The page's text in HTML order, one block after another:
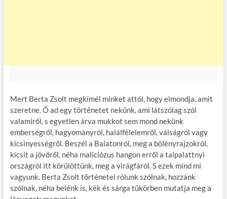
Mert Berta Zsolt megkímél minket attól, hogy elmondja, amit
szeretne. Ő ad egy történetet nekünk, ami látszólag szól
valamiről, s egyetlen árva mukkot sem mond nekünk
emberségről, hagyományról, halálfélelemről, válságról vagy
kicsinyességről. Beszél a Balatonról, meg a bölényrajzokról,
kicsit a jövőről, néha maliciózus hangon erről a talpalattnyi
országról itt körülöttünk, meg a virágfáról. S ezek mind mi
vagyunk. Berta Zsolt történetei rólunk szólnak, hozzánk
szólnak, néha belénk is, kék és sárga tükörben mutatja meg a